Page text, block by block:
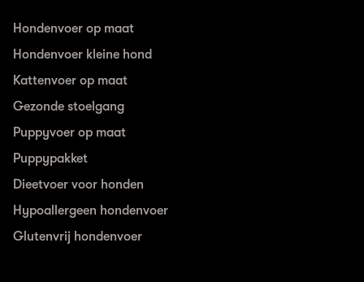
Hondenvoer op maat
Hondenvoer kleine hond
Kattenvoer op maat
Gezonde stoelgang
Puppyvoer op maat
Puppypakket
Dieetvoer voor honden
Hypoallergeen hondenvoer
Glutenvrij hondenvoer